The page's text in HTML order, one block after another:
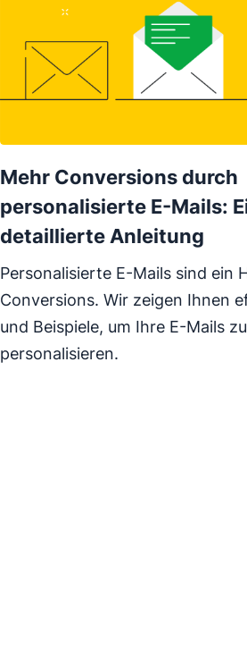
Mehr Conversions durch
personalisierte E-Mails:
detaillierte Anleitung
Personalisierte E-Mails sind ein
Conversions. Wir zeigen Ihnen
und Beispiele, um Ihre E-Mails zu
personalisieren.